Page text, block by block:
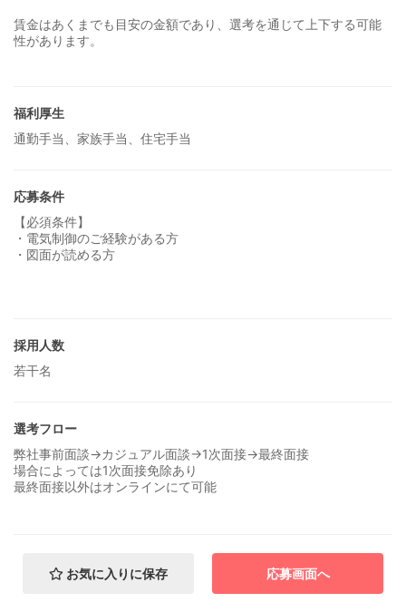
賃金はあくまでも目安の金額であり、選考を通じて上下する可能
性があります。
福利厚生
通勤手当、家族手当、住宅手当
応募条件
【必須条件】
・電気制御のご経験がある方
・図面が読める方
採用人数
若干名
選考フロー
弊社事前面談→カジュアル面談→1次面接→最終面接
場合によっては1次面接免除あり
最終面接以外はオンラインにて可能
お気に入りに保存 応募画面へ